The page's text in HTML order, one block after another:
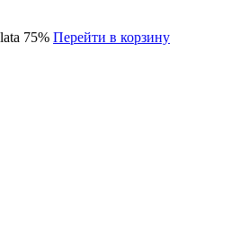
75% Перейти в корзину